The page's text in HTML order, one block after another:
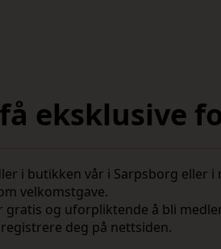
eksklusive
i butikken vår i Sarpsborg eller
velkomstgave.
og uforpliktende å bli
deg på nettsiden.